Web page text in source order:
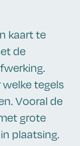
kaart te
de
tegels
Vooral de
grote
plaatsing.